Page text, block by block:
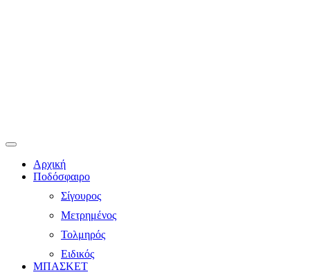
Αρχική
Ποδόσφαιρο
Σίγουρος
Μετρημένος
Τολμηρός
Ειδικός
ΜΠΑΣΚΕΤ